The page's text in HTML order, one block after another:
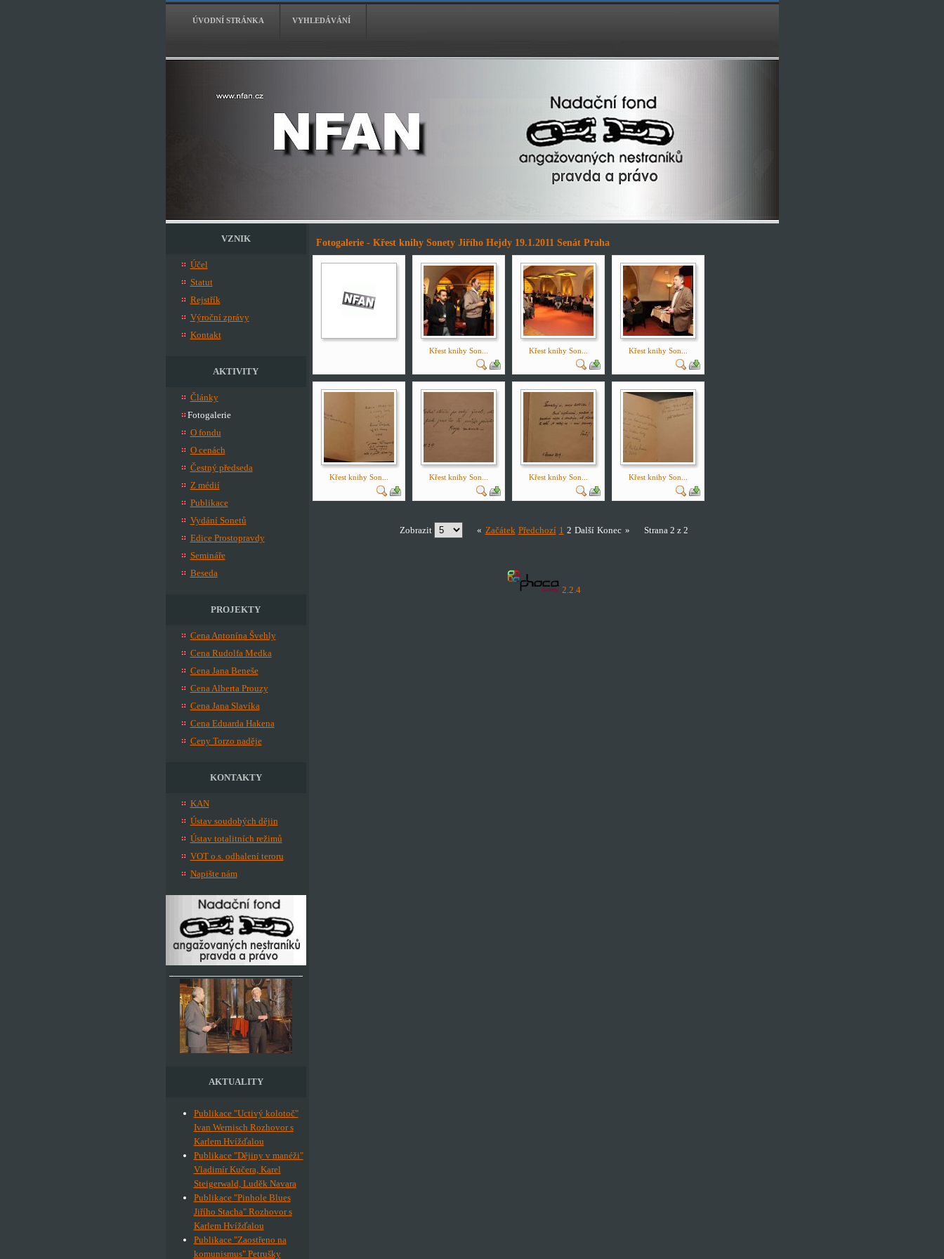
ÚVODNÍ STRÁNKA VYHLEDÁVÁNÍ
VZNIK
Účel
Statut
Rejstřík
Výroční zprávy
Kontakt
AKTIVITY
Články
Fotogalerie
O fondu
O cenách
Čestný předseda
Z médií
Publikace
Vydání Sonetů
Edice Prostopravdy
Semináře
Beseda
PROJEKTY
Cena Antonína Švehly
Cena Rudolfa Medka
Cena Jana Beneše
Cena Alberta Prouzy
Cena Jana Slavíka
Cena Eduarda Hakena
Ceny Torzo naděje
KONTAKTY
KAN
Ústav soudobých dějin
Ústav totalitních režimů
VOT o.s. odhalení teroru
Napište nám
AKTUALITY
Publikace "Uctivý kolotoč"
Ivan Wernisch Rozhovor s
Karlem Hvížďalou
Publikace "Dějiny v manéži"
Vladimír Kučera, Karel
Steigerwald, Luděk Navara
Publikace "Pinhole Blues
Jiřího Stacha" Rozhovor s
Karlem Hvížďalou
Publikace "Zaostřeno na
komunismus" Petrušky
Fotogalerie - Křest knihy Sonety Jiřího Hejdy 19.1.2011 Senát Praha
Křest knihy Son... Křest knihy Son... Křest knihy Son...
Křest knihy Son... Křest knihy Son... Křest knihy Son... Křest knihy Son...
Zobrazit « Začátek Předchozí 1 2 Další Konec » Strana 2 z 2
2.2.4